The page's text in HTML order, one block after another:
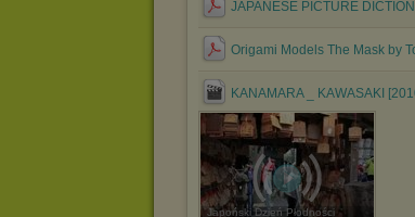
JAPANESE PICTURE
Origami Models The Mask by
KANAMARA _ KAWASAKI
Japoński Dzień Płodności